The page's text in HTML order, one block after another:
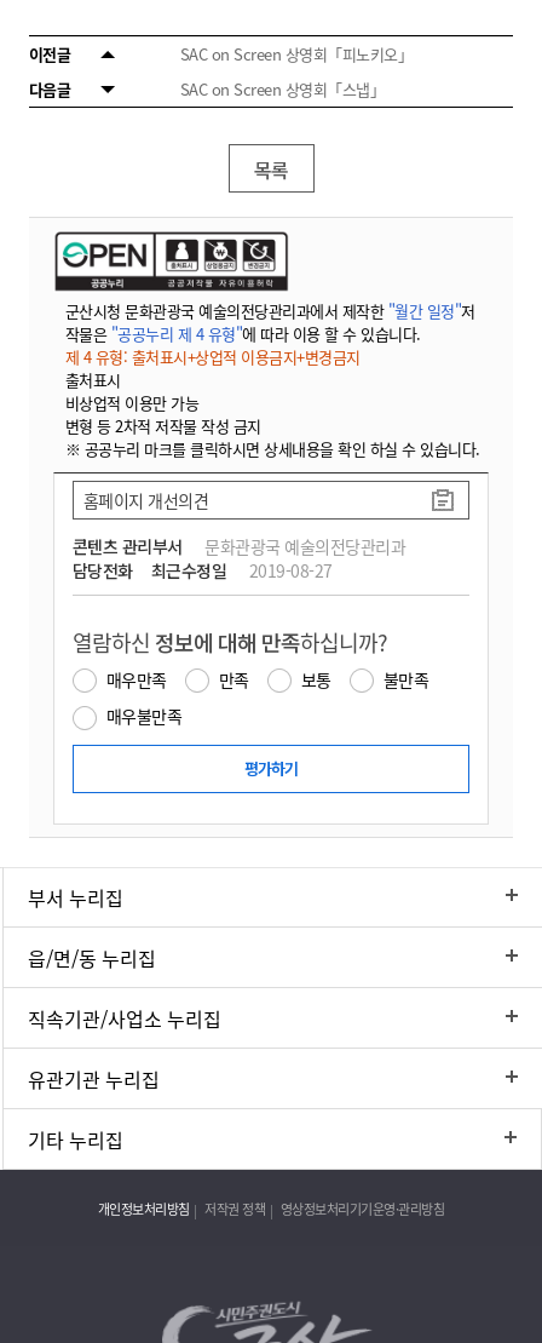
이전글
SAC on Screen 상영회「피노키오」
다음글
SAC on Screen 상영회「스냅」
목록
군산시청 문화관광국 예술의전당관리과에서 제작한 "월간 일정"저
작물은 "공공누리 제 4 유형"에 따라 이용 할 수 있습니다.
제 4 유형: 출처표시+상업적 이용금지+변경금지
출처표시
비상업적 이용만 가능
변형 등 2차적 저작물 작성 금지
※ 공공누리 마크를 클릭하시면 상세내용을 확인 하실 수 있습니다.
콘텐츠 관리부서
문화관광국 예술의전당관리과
담당전화
최근수정일 2019-08-27
홈페이지 개선의견
열람하신 정보에 대해 만족하십니까?
매우만족 만족 보통
불만족
매우불만족
부서 누리집
읍/면/동 누리집
직속기관/사업소 누리집
유관기관 누리집
기타 누리집
개인정보처리방침 저작권 정책 영상정보처리기기운영·관리방침